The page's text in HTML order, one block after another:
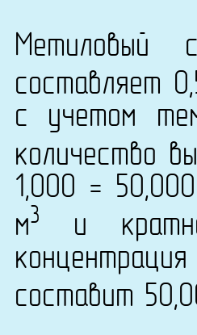
Метиловый
составляет
с учетом
количество
1,000 =
м3
и
составит